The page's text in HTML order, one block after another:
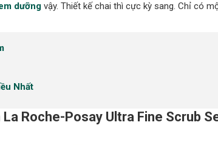
dưỡngvậy. Thiết kế chai thì cực kỳ sang. Chỉ có
Nhất
La Roche-Posay Ultra Fine Scrub